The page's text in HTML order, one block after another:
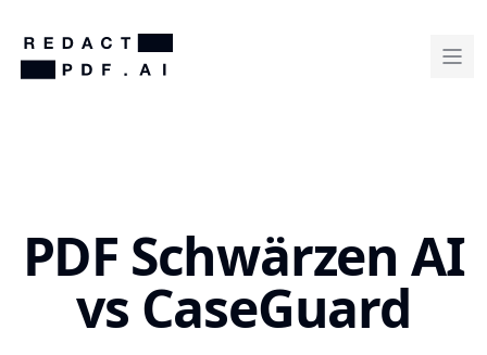
PDF Schwärzen AI
vs CaseGuard